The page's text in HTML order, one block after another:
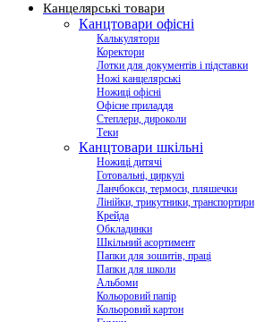
Канцелярські товари
Канцтовари офісні
Калькулятори
Коректори
Лотки для документів і підставки
Ножі канцелярські
Ножиці офісні
Офісне приладдя
Степлери, дироколи
Теки
Канцтовари шкільні
Ножиці дитячі
Готовальні, циркулі
Ланчбокси, термоси, пляшечки
Лінійки, трикутники, транспортири
Крейда
Обкладинки
Шкільний асортимент
Папки для зошитів, праці
Папки для школи
Альбоми
Кольоровий папір
Кольоровий картон